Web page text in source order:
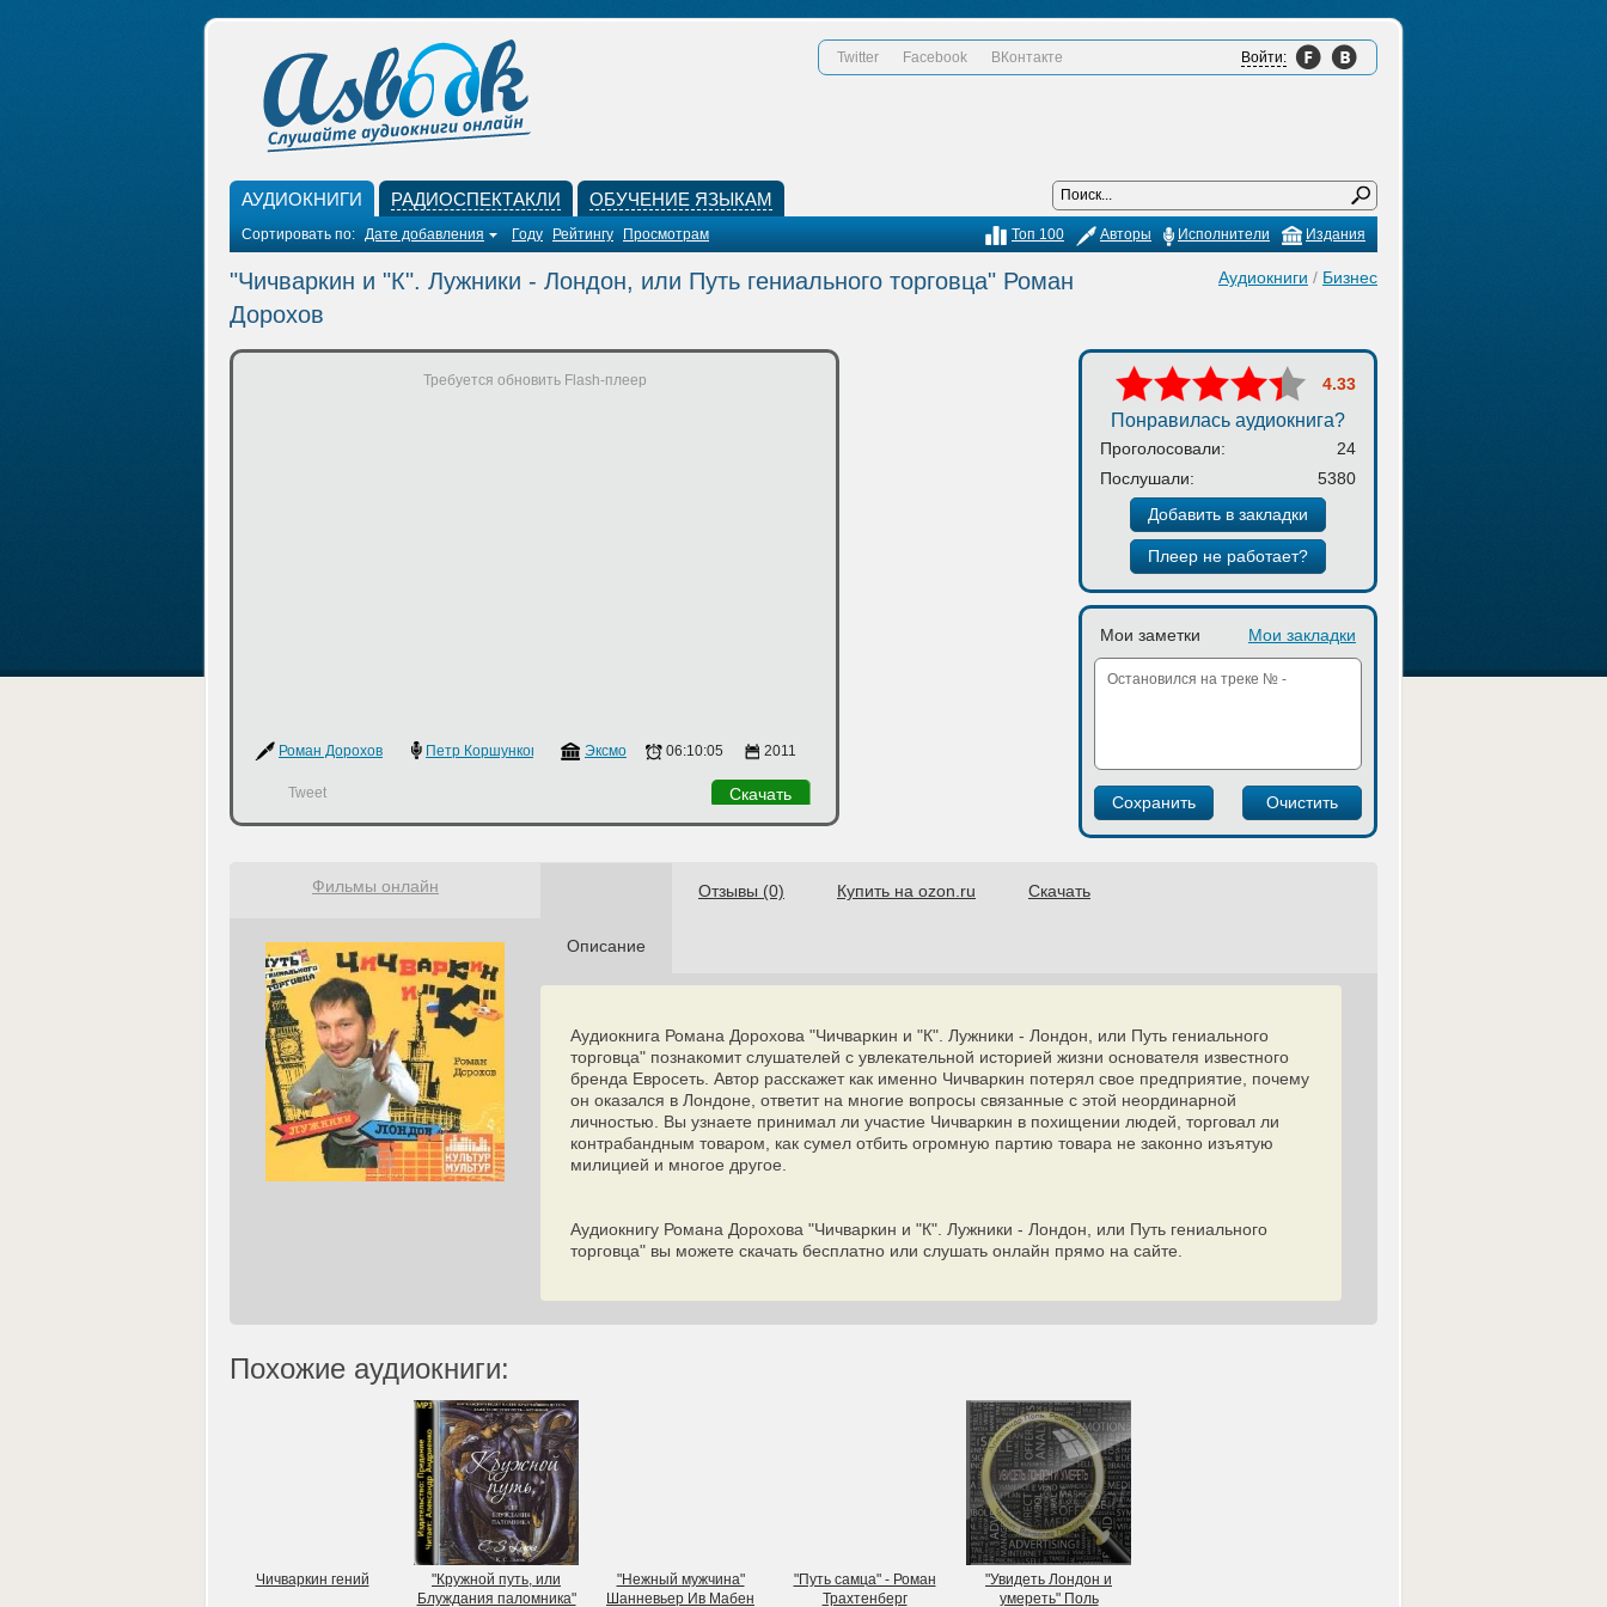
Twitter Facebook ВКонтакте Войти:
АУДИОКНИГИ РАДИОСПЕКТАКЛИ ОБУЧЕНИЕ ЯЗЫКАМ
Сортировать по: Дате добавления Году Рейтингу Просмотрам Издания
Исполнители
Авторы
Топ 100
Аудиокниги / Бизнес
"Чичваркин и "К". Лужники - Лондон, или Путь гениального торговца" Роман
Дорохов
Требуется обновить Flash-плеер
Роман Дорохов Петр Коршунков Эксмо 06:10:05 2011
Tweet Скачать
4.33
Понравилась аудиокнига?
Проголосовали:
24
Послушали:
5380
Добавить в закладки
Плеер не работает?
Мои заметки Мои закладки
Описание
Отзывы (0) Купить на ozon.ru Скачать
Аудиокнига Романа Дорохова "Чичваркин и "К". Лужники - Лондон, или Путь гениального
торговца" познакомит слушателей с увлекательной историей жизни основателя известного
бренда Евросеть. Автор расскажет как именно Чичваркин потерял свое предприятие, почему
он оказался в Лондоне, ответит на многие вопросы связанные с этой неординарной
личностью. Вы узнаете принимал ли участие Чичваркин в похищении людей, торговал ли
контрабандным товаром, как сумел отбить огромную партию товара не законно изъятую
милицией и многое другое.
Аудиокнигу Романа Дорохова "Чичваркин и "К". Лужники - Лондон, или Путь гениального
торговца" вы можете скачать бесплатно или слушать онлайн прямо на сайте.
Фильмы онлайн
Похожие аудиокниги:
Чичваркин гений
"Кружной путь, или
Блуждания паломника"
"Нежный мужчина"
Шанневьер Ив Мабен
"Путь самца" - Роман
Трахтенберг
"Увидеть Лондон и
умереть" Поль